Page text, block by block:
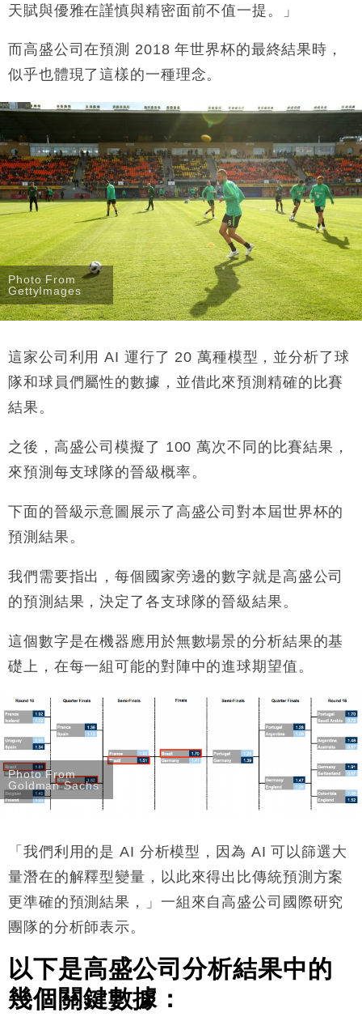
粦接任
15:11
財經｜韓股反覆波動收跌 連挫7周創逾3年最長跌勢
13:44
財經｜內地7月美元計價出口增近24%勝預期 貿易順
12:44
財經｜日本春季三度入市撐日圓 4月單日斥6.28萬億
日圓干預創新高
11:12
國際｜特朗普料美伊戰事快結束 承認部分彈藥庫存緊
張
15:59
財經｜SA售股自救後再出手 斥4億美元押注未上市公
司
天賦與優雅在謹慎與精密面前不值一提。」
而高盛公司在預測 2018 年世界杯的最終結果時，
似乎也體現了這樣的一種理念。
Photo From
GettyImages
這家公司利用 AI 運行了 20 萬種模型，並分析了球
隊和球員們屬性的數據，並借此來預測精確的比賽
結果。
之後，高盛公司模擬了 100 萬次不同的比賽結果，
來預測每支球隊的晉級概率。
下面的晉級示意圖展示了高盛公司對本屆世界杯的
預測結果。
我們需要指出，每個國家旁邊的數字就是高盛公司
的預測結果，決定了各支球隊的晉級結果。
這個數字是在機器應用於無數場景的分析結果的基
礎上，在每一組可能的對陣中的進球期望值。
Photo From
Goldman Sachs
「我們利用的是 AI 分析模型，因為 AI 可以篩選大
量潛在的解釋型變量，以此來得出比傳統預測方案
更準確的預測結果，」一組來自高盛公司國際研究
團隊的分析師表示。
以下是高盛公司分析結果中的
幾個關鍵數據：